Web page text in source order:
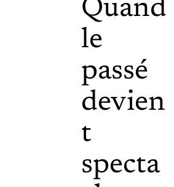
Quand
le
passé
devien
t
specta